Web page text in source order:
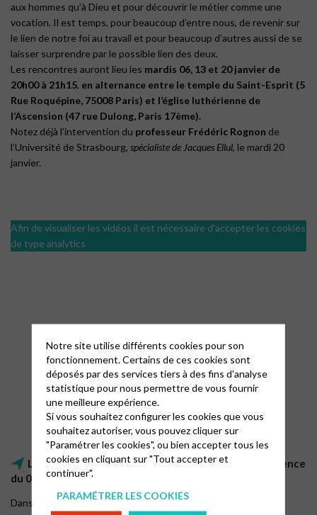
aux hommes qu’à Dieu et pour découvrir le métier comme une
vocation. Il est temps, pour beaucoup d’entre nous, de revenir sur
le lien de notre foi au travail et pour beaucoup d’autres aussi de se
laisser surprendre par le possible lien des deux.
Les rencontres auront lieu les mardis 06, 13 et 20 janvier de
20h00 à 21h15, en alternance entre le temple du Saint-Esprit (5
Rue Roquépine, 75008 Paris) et l’église luthérienne de
l’Ascension (47 rue Dulong, Paris 17ème).
Notez déjà l’intervention du professeur Frédéric Rognon de
l’Université de Strasbourg, spécialiste de Jacques Ellul, le mardi 20
janvier.
Afin de visualiser les vidéos il est nécessaire d'accepter les cookies
de type analytics
La foi peut-elle éclairer le sens du travail ? – Conférence
du 06/01/2026
Dans cette conférence d’ouverture du cycle « Foi et Travail »,
Notre site utilise différents cookies pour son
fonctionnement. Certains de ces cookies sont
déposés par des services tiers à des fins d'analyse
statistique pour nous permettre de vous fournir
une meilleure expérience.
Si vous souhaitez configurer les cookies que vous
souhaitez autoriser, vous pouvez cliquer sur
"Paramétrer les cookies", ou bien accepter tous les
cookies en cliquant sur "Tout accepter et
continuer".
PARAMÉTRER LES COOKIES